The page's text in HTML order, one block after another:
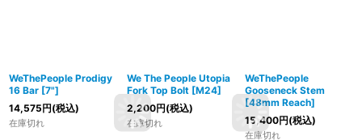
WeThePeople Prodigy
16 Bar [7"]
14,575円(税込)
在庫切れ
We The People Utopia
Fork Top Bolt [M24]
2,200円(税込)
在庫切れ
WeThePeople
Gooseneck Stem
[48mm Reach]
15,400円(税込)
在庫切れ